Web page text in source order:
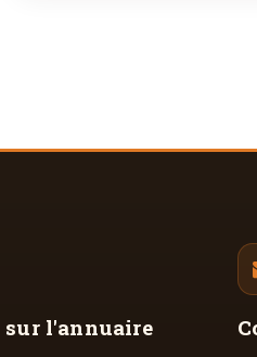
sur l'annuaire